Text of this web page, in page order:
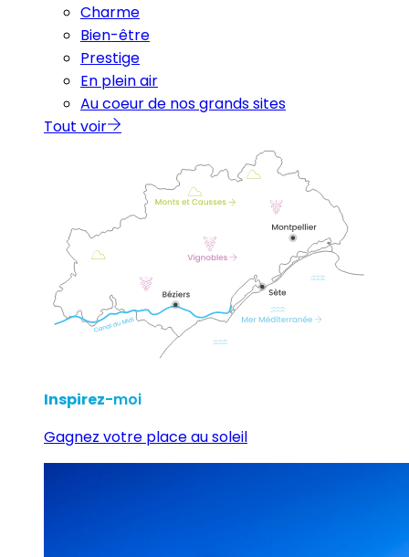
Charme
Bien-être
Prestige
En plein air
Au coeur de nos grands sites
Tout voir
Inspirez-moi
Gagnez votre place au soleil